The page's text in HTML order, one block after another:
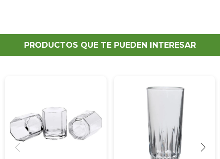
PRODUCTOS QUE TE PUEDEN INTERESAR